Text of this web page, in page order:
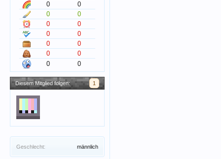
0
0
0
0
0
0
0
0
0
0
0
0
0
0
Diesem Mitglied folgen: 1
Geschlecht: männlich